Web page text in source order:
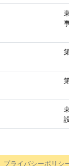
プライバシーポリシ